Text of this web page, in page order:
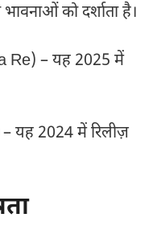
को दर्शाता है।
Re) – यह 2025 में
– यह 2024 में रिलीज़